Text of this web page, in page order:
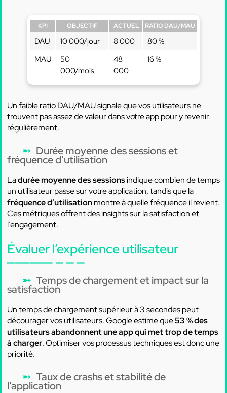
KPI OBJECTIF ACTUEL RATIO DAU/MAU
DAU 10 000/jour 8 000
80 %
MAU
50
000/mois
48
000
16 %
Un faible ratio DAU/MAU signale que vos utilisateurs ne
trouvent pas assez de valeur dans votre app pour y revenir
régulièrement.
Durée moyenne des sessions et
fréquence d’utilisation
Ladurée moyenne des sessionsindique combien de temps
un utilisateur passe sur votre application, tandis que la
fréquence d’utilisationmontre à quelle fréquence il revient.
Ces métriques offrent des insights sur la satisfaction et
l’engagement.
Évaluer l’expérience utilisateur
Temps de chargement et impact sur la
satisfaction
Un temps de chargement supérieur à 3 secondes peut
décourager vos utilisateurs. Google estime que53 % des
utilisateurs abandonnent une app qui met trop de temps
à charger. Optimiser vos processus techniques est donc une
priorité.
Taux de crashs et stabilité de
l’application